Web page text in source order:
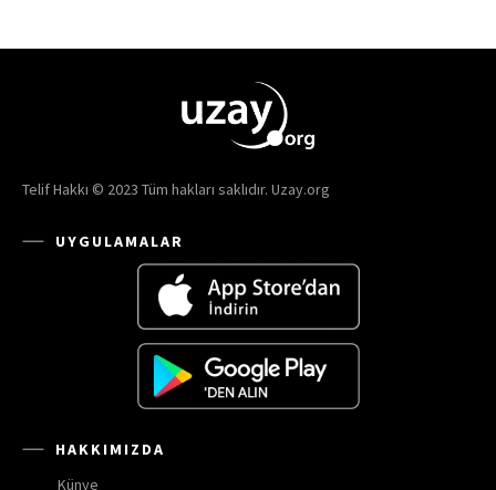
Telif Hakkı © 2023 Tüm hakları saklıdır. Uzay.org
UYGULAMALAR
HAKKIMIZDA
Künye